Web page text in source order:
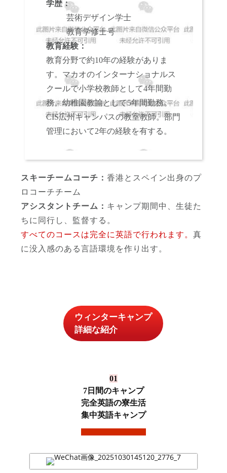
学歴：
芸術デザイン学士
教育学修士号
教育経験：
教育分野で約10年の経験がありま
す。 マカオのインターナショナルス
クールで小学校教師として4年間勤
務。幼稚園教諭として5年間勤務。
CIS広州キャンパスの教室教師。部門
管理において2年の経験を有する。
スキーチームコーチ： 香港とスペイン出身のプ
ロコーチチーム
アシスタントチーム： キャンプ期間中、生徒た
ちに同行し、監督する。
すべてのコースは完全に英語で行われます。 真
に没入感のある言語環境を作り出す。
ウィンターキャンプ
詳細な紹介
01
7日間のキャンプ
完全英語の寮生活
集中英語キャンプ